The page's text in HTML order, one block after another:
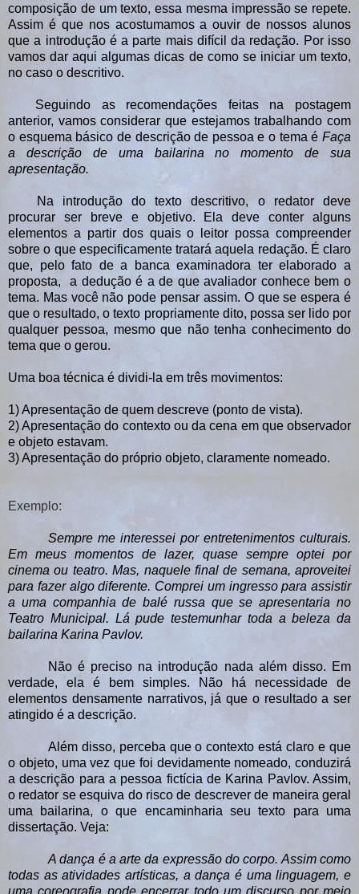
composição de um texto, essa mesma impressão se repete.
Assim é que nos acostumamos a ouvir de nossos alunos
que a introdução é a parte mais difícil da redação. Por isso
vamos dar aqui algumas dicas de como se iniciar um texto,
no caso o descritivo.
Seguindo as recomendações feitas na postagem
anterior, vamos considerar que estejamos trabalhando com
o esquema básico de descrição de pessoa e o tema é Faça
a descrição de uma bailarina no momento de sua
apresentação.
Na introdução do texto descritivo, o redator deve
procurar ser breve e objetivo. Ela deve conter alguns
elementos a partir dos quais o leitor possa compreender
sobre o que especificamente tratará aquela redação. É claro
que, pelo fato de a banca examinadora ter elaborado a
proposta, a dedução é a de que avaliador conhece bem o
tema. Mas você não pode pensar assim. O que se espera é
que o resultado, o texto propriamente dito, possa ser lido por
qualquer pessoa, mesmo que não tenha conhecimento do
tema que o gerou.
Uma boa técnica é dividi-la em três movimentos:
1) Apresentação de quem descreve (ponto de vista).
2) Apresentação do contexto ou da cena em que observador
e objeto estavam.
3) Apresentação do próprio objeto, claramente nomeado.
Exemplo:
Sempre me interessei por entretenimentos culturais.
Em meus momentos de lazer, quase sempre optei por
cinema ou teatro. Mas, naquele final de semana, aproveitei
para fazer algo diferente. Comprei um ingresso para assistir
a uma companhia de balé russa que se apresentaria no
Teatro Municipal. Lá pude testemunhar toda a beleza da
bailarina Karina Pavlov.
Não é preciso na introdução nada além disso. Em
verdade, ela é bem simples. Não há necessidade de
elementos densamente narrativos, já que o resultado a ser
atingido é a descrição.
Além disso, perceba que o contexto está claro e que
o objeto, uma vez que foi devidamente nomeado, conduzirá
a descrição para a pessoa fictícia de Karina Pavlov. Assim,
o redator se esquiva do risco de descrever de maneira geral
uma bailarina, o que encaminharia seu texto para uma
dissertação. Veja:
A dança é a arte da expressão do corpo. Assim como
todas as atividades artísticas, a dança é uma linguagem, e
uma coreografia pode encerrar todo um discurso por meio